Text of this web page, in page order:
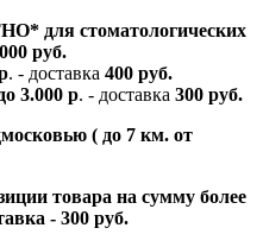
для стоматологических
руб.
. - доставка 400 руб.
3.000 р. - доставка 300 руб.
( до 7 км. от
товара на сумму более
- 300 руб.